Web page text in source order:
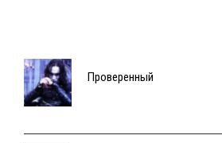
Проверенный